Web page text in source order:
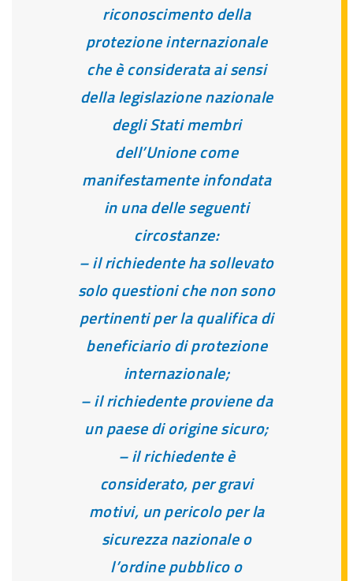
riconoscimento della
protezione internazionale
che è considerata ai sensi
della legislazione nazionale
degli Stati membri
dell’Unione come
manifestamente infondata
in una delle seguenti
circostanze:
– il richiedente ha sollevato
solo questioni che non sono
pertinenti per la qualifica di
beneficiario di protezione
internazionale;
– il richiedente proviene da
un paese di origine sicuro;
– il richiedente è
considerato, per gravi
motivi, un pericolo per la
sicurezza nazionale o
l’ordine pubblico o